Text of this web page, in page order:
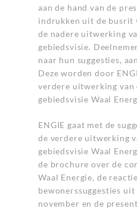
aan de hand van de
indrukken uit de busrit
de nadere uitwerking
gebiedsvisie.
naar hun suggesties,
Deze worden door
verdere uitwerking van
gebiedsvisie Waal
ENGIE gaat met de
de verdere uitwerking
gebiedsvisie Waal
de brochure over de
Waal Energie, de
bewonerssuggesties uit
november en de